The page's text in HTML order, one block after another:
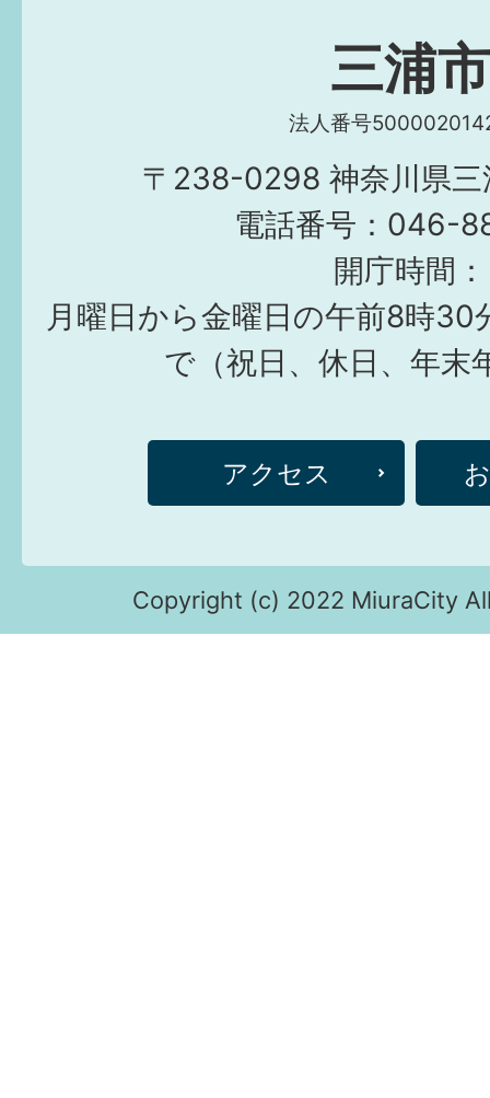
三浦市
法人番号
〒238-0298 神奈川県三
電話番号：046-
開庁時間：
月曜日から金曜日の午前8時30
で（祝日、休日、年末
アクセス
Copyright (c) 2022 MiuraCity